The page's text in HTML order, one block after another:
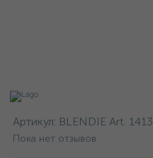
Артикул: BLENDIE Art. 1413
Пока нет отзывов